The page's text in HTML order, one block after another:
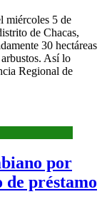
miércoles 5 de
de Chacas,
30 hectáreas
Así lo
Regional de
por
de préstamo